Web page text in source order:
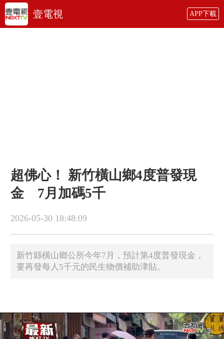
壹電視 APP下載
超佛心！ 新竹橫山鄉4度普發現
金 7月加碼5千
2026-05-30 18:48:09
新竹縣橫山鄉公所今年7月，預計第4度普發現金，
要再發每人5千元的民生物價補助津貼。